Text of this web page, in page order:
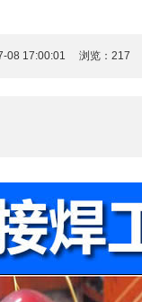
08 17:00:01 浏览： 217